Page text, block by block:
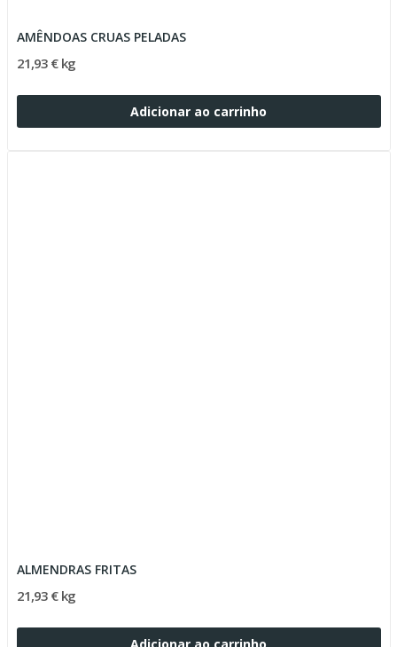
AMÊNDOAS CRUAS PELADAS
21,93 € kg
Adicionar ao carrinho
ALMENDRAS FRITAS
21,93 € kg